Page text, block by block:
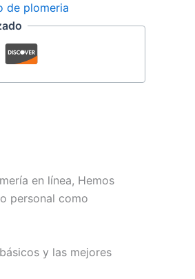
de plomeria
en línea, Hemos
personal como
y las mejores